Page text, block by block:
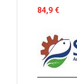
84,9 €